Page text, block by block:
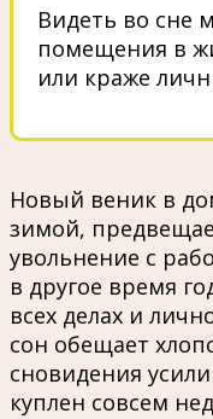
Видеть во сне
помещения в
или краже
Новый веник в
зимой,
увольнение с
в другое время
всех делах и
сон обещает
сновидения
куплен совсем